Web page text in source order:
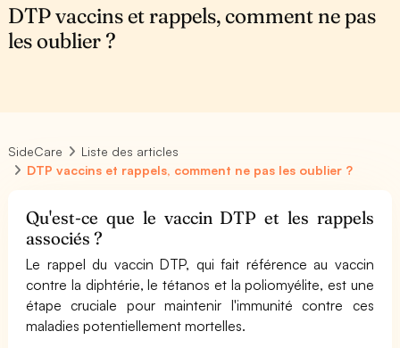
DTP vaccins et rappels, comment ne pas
les oublier ?
SideCare
Liste des articles
DTP vaccins et rappels, comment ne pas les oublier ?
Qu'est-ce que le vaccin DTP et les rappels
associés ?
Le rappel du vaccin DTP, qui fait référence au vaccin
contre la diphtérie, le tétanos et la poliomyélite, est une
étape cruciale pour maintenir l'immunité contre ces
maladies potentiellement mortelles.